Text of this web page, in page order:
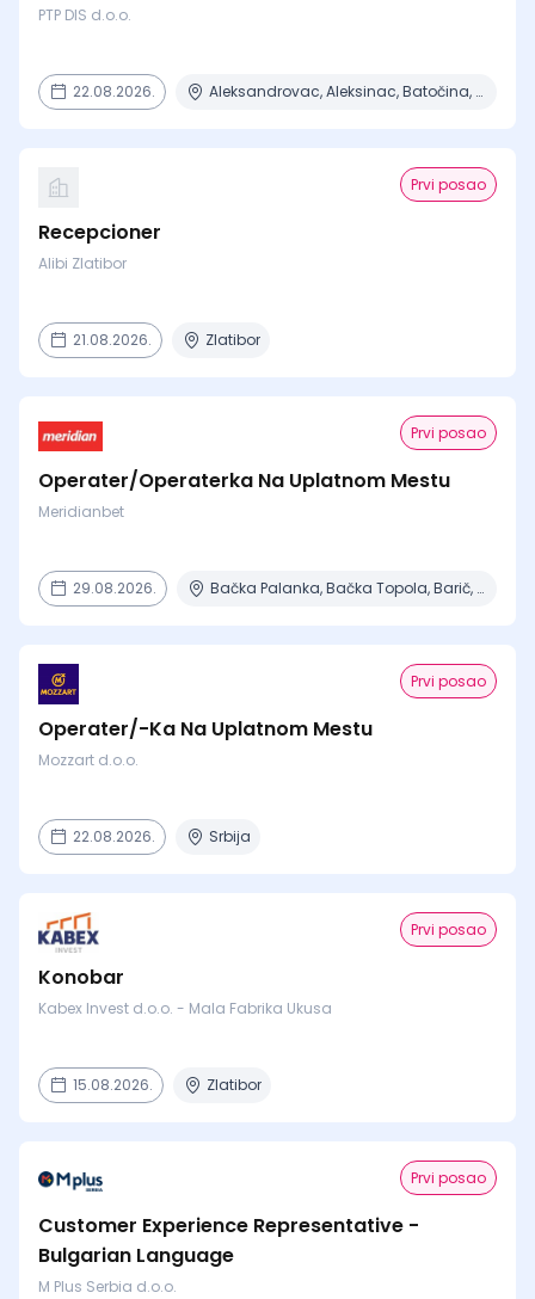
PTP DIS d.o.o.
22.08.2026. Aleksandrovac, Aleksinac, Batočina, Beograd, Čačak + 15 mesta
Prvi posao
Recepcioner
Alibi Zlatibor
21.08.2026. Zlatibor
Prvi posao
Operater/Operaterka Na Uplatnom Mestu
Meridianbet
29.08.2026. Bačka Palanka, Bačka Topola, Barič, Beograd, Čajetina + 15 mesta
Prvi posao
Operater/-Ka Na Uplatnom Mestu
Mozzart d.o.o.
22.08.2026. Srbija
Prvi posao
Konobar
Kabex Invest d.o.o. - Mala Fabrika Ukusa
15.08.2026. Zlatibor
Prvi posao
Customer Experience Representative -
Bulgarian Language
M Plus Serbia d.o.o.